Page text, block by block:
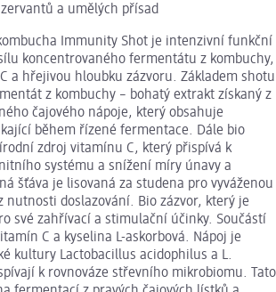
a umělých přísad
Immunity Shot je intenzivní funkční
koncentrovaného fermentátu z kombuchy,
a hřejivou hloubku zázvoru. Základem shotu
z kombuchy – bohatý extrakt získaný z
čajového nápoje, který obsahuje
během řízené fermentace. Dále bio
zdroj vitamínu C, který přispívá k
systému a snížení míry únavy a
šťáva je lisovaná za studena pro vyváženou
nutnosti doslazování. Bio zázvor, který je
své zahřívací a stimulační účinky. Součástí
C a kyselina L-askorbová. Nápoj je
kultury Lactobacillus acidophilus a L.
k rovnováze střevního mikrobiomu. Tato